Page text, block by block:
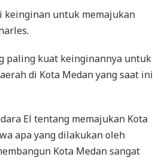
keinginan untuk memajukan
paling kuat keinginannya untuk
di Kota Medan yang saat ini
El tentang memajukan Kota
apa yang dilakukan oleh
Kota Medan sangat